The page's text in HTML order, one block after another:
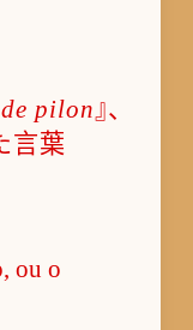
pilon』、
言葉
ou o